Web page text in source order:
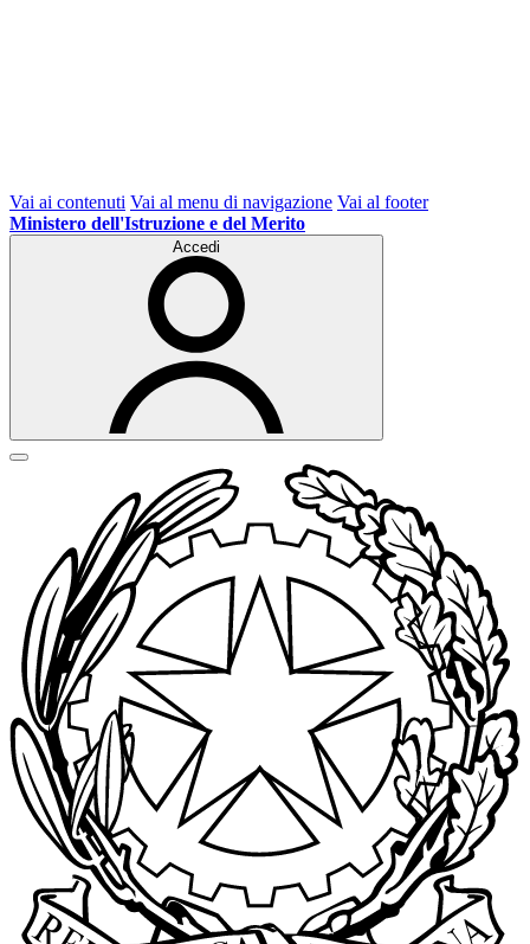
Vai ai contenuti Vai al menu di navigazione Vai al footer
Ministero dell'Istruzione e del Merito
Accedi